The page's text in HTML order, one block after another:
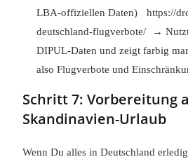
LBA‑offiziellen Daten) https://
deutschland-flugverbote/ →
DIPUL‑Daten und zeigt farbig
also Flugverbote und
Schritt 7: Vorbereitung
Skandinavien-Urlaub
Wenn Du alles in Deutschland